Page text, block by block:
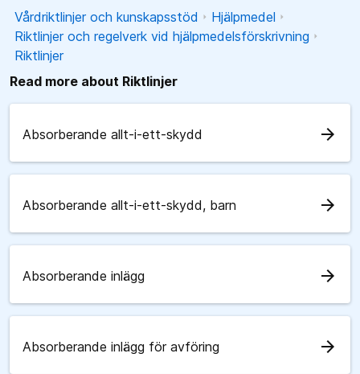
Vårdriktlinjer och kunskapsstöd
Hjälpmedel
Riktlinjer och regelverk vid hjälpmedelsförskrivning
Riktlinjer
Read more about Riktlinjer
Absorberande allt-i-ett-skydd arrow_forward
Absorberande allt-i-ett-skydd, barn arrow_forward
Absorberande inlägg arrow_forward
Absorberande inlägg för avföring arrow_forward